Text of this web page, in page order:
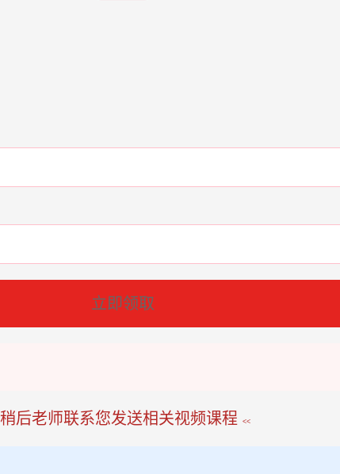
立即领取
稍后老师联系您发送相关视频课程 <<